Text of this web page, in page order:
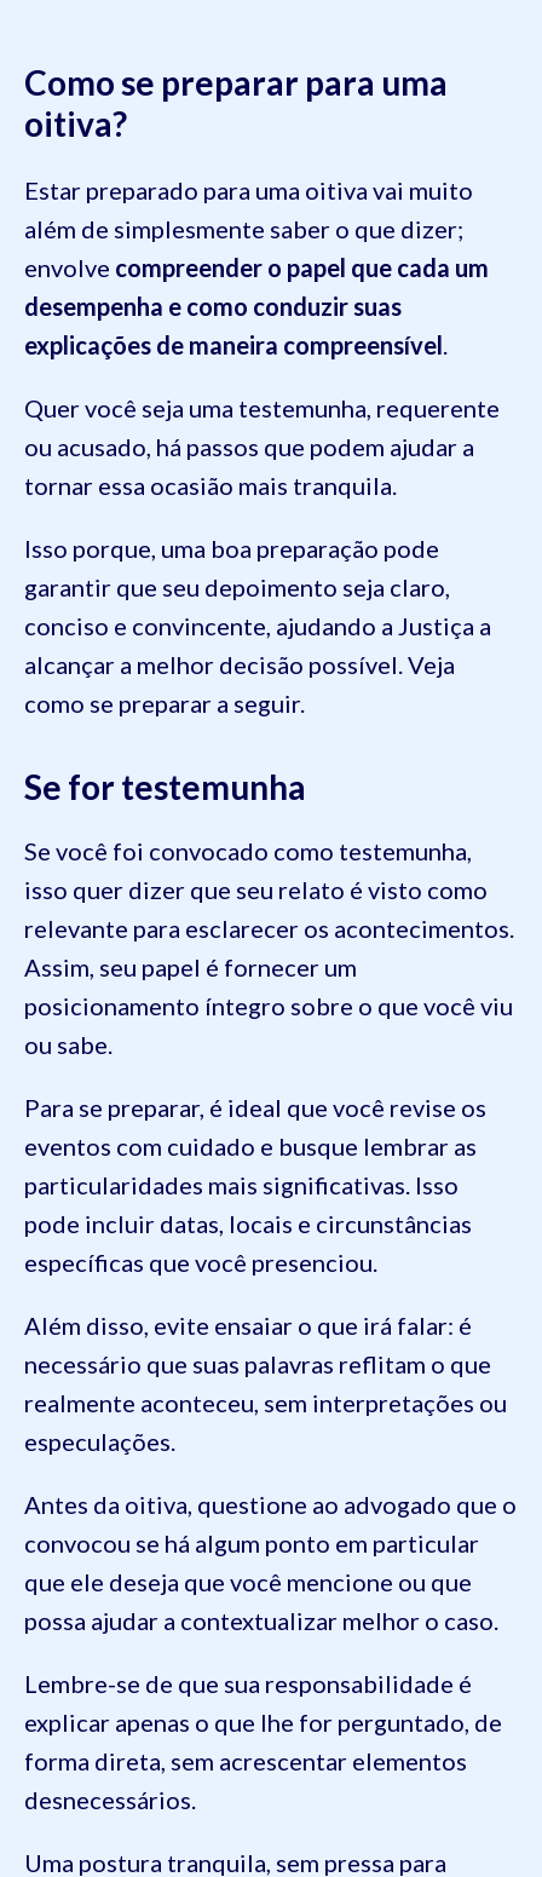
Como se preparar para uma
oitiva?
Estar preparado para uma oitiva vai muito
além de simplesmente saber o que dizer;
envolve compreender o papel que cada um
desempenha e como conduzir suas
explicações de maneira compreensível
Quer você seja uma testemunha, requerente
ou acusado, há passos que podem ajudar a
tornar essa ocasião mais tranquila.
Isso porque, uma boa preparação pode
garantir que seu depoimento seja claro,
conciso e convincente, ajudando a Justiça a
alcançar a melhor decisão possível. Veja
como se preparar a seguir.
Se for testemunha
Se você foi convocado como testemunha,
isso quer dizer que seu relato é visto como
relevante para esclarecer os acontecimentos.
Assim, seu papel é fornecer um
posicionamento íntegro sobre o que você viu
ou sabe.
Para se preparar, é ideal que você revise os
eventos com cuidado e busque lembrar as
particularidades mais significativas. Isso
pode incluir datas, locais e circunstâncias
específicas que você presenciou.
Além disso, evite ensaiar o que irá falar: é
necessário que suas palavras reflitam o que
realmente aconteceu, sem interpretações ou
especulações.
Antes da oitiva, questione ao advogado que o
convocou se há algum ponto em particular
que ele deseja que você mencione ou que
possa ajudar a contextualizar melhor o caso.
Lembre-se de que sua responsabilidade é
explicar apenas o que lhe for perguntado, de
forma direta, sem acrescentar elementos
desnecessários.
Uma postura tranquila, sem pressa para